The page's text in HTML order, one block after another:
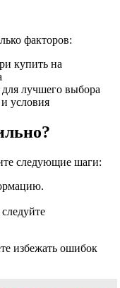
факторов:
купить на
лучшего выбора
условия
следующие шаги:
избежать ошибок